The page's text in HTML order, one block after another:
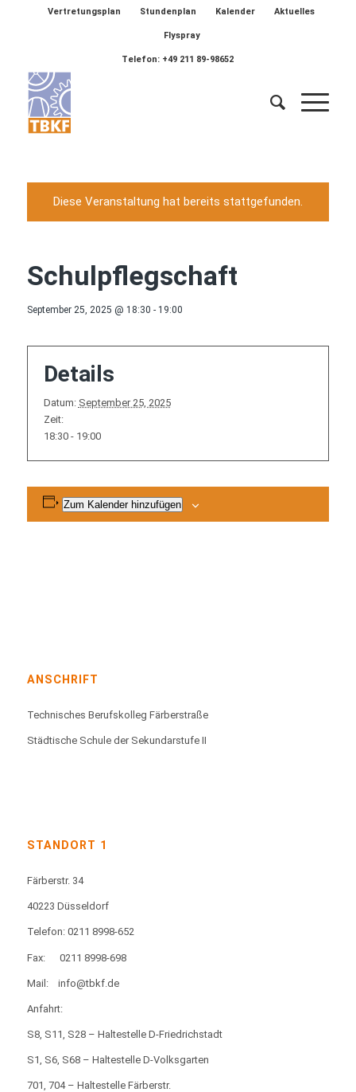
Vertretungsplan Stundenplan Kalender Aktuelles
Flyspray
Telefon: +49 211 89-98652
Diese Veranstaltung hat bereits stattgefunden.
Schulpflegschaft
September 25, 2025 @ 18:30 - 19:00
Details
Datum: September 25, 2025
Zeit:
18:30 - 19:00
Zum Kalender hinzufügen
ANSCHRIFT
Technisches Berufskolleg Färberstraße
Städtische Schule der Sekundarstufe II
STANDORT 1
Färberstr. 34
40223 Düsseldorf
Telefon: 0211 8998-652
Fax: 0211 8998-698
Mail: info@tbkf.de
Anfahrt:
S8, S11, S28 – Haltestelle D-Friedrichstadt
S1, S6, S68 – Haltestelle D-Volksgarten
701, 704 – Haltestelle Färberstr.